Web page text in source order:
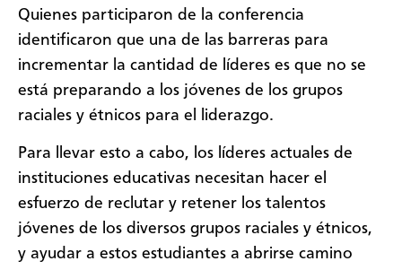
Quienes participaron de la conferencia
identificaron que una de las barreras para
incrementar la cantidad de líderes es que no se
está preparando a los jóvenes de los grupos
raciales y étnicos para el liderazgo.
Para llevar esto a cabo, los líderes actuales de
instituciones educativas necesitan hacer el
esfuerzo de reclutar y retener los talentos
jóvenes de los diversos grupos raciales y étnicos,
y ayudar a estos estudiantes a abrirse camino